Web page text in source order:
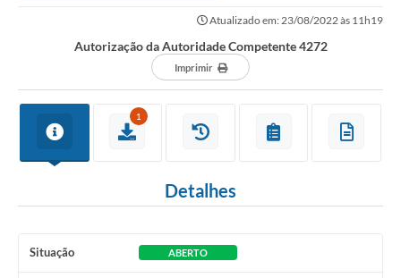
Diário Oficial
Telefones Úteis
Feriados e Datas Comemorativas
Galeria de Fotos
Galeria de Vídeos
Atualizado em: 23/08/2022 às 11h19
Autorização da Autoridade Competente 4272
Imprimir
1
Detalhes
Situação ABERTO